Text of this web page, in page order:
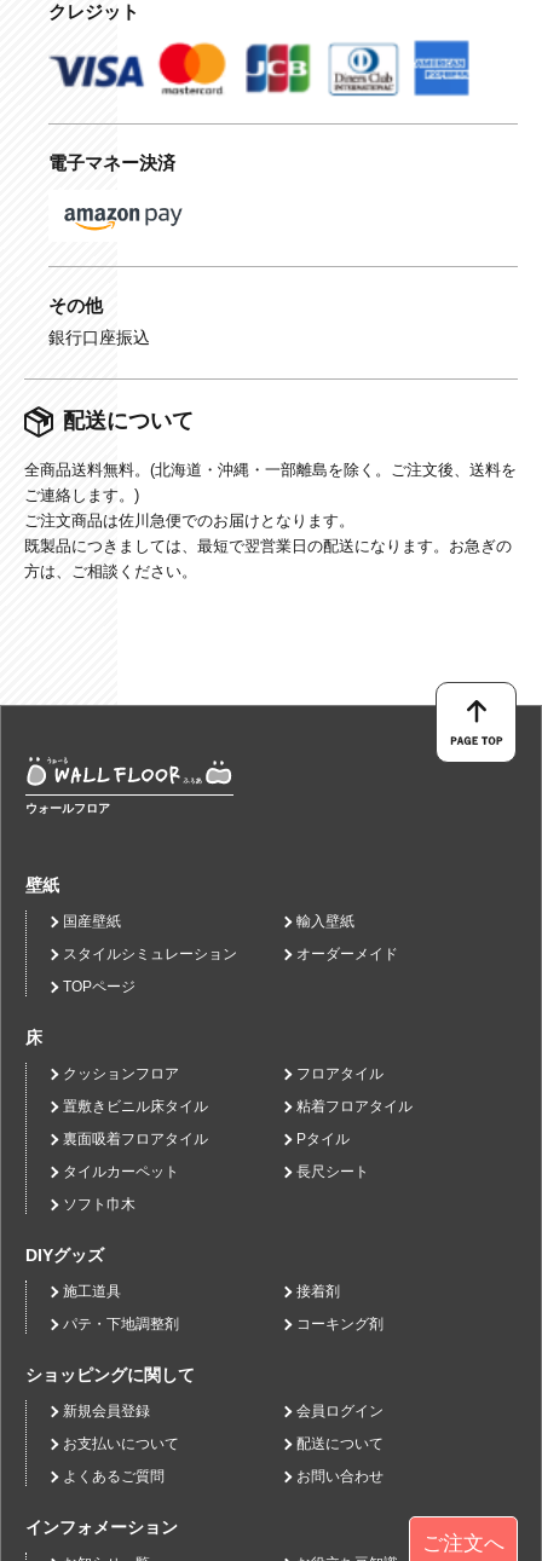
クレジット
電子マネー決済
その他
銀行口座振込
配送について
全商品送料無料。(北海道・沖縄・一部離島を除く。ご注文後、送料を
ご連絡します。)
ご注文商品は佐川急便でのお届けとなります。
既製品につきましては、最短で翌営業日の配送になります。お急ぎの
方は、ご相談ください。
ご注文へ
ウォールフロア
壁紙
国産壁紙
輸入壁紙
スタイルシミュレーション
オーダーメイド
TOPページ
床
クッションフロア
フロアタイル
置敷きビニル床タイル
粘着フロアタイル
裏面吸着フロアタイル
Pタイル
タイルカーペット
長尺シート
ソフト巾木
DIYグッズ
施工道具
接着剤
パテ・下地調整剤
コーキング剤
ショッピングに関して
新規会員登録
会員ログイン
お支払いについて
配送について
よくあるご質問
お問い合わせ
インフォメーション